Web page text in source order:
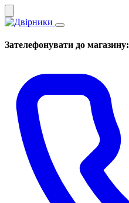
Зателефонувати до магазину: